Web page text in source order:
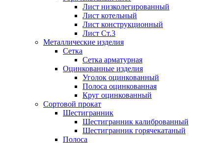
Лист низколегированный
Лист котельный
Лист конструкционный
Лист Ст.3
Металлические изделия
Сетка
Сетка арматурная
Оцинкованные изделия
Уголок оцинкованный
Полоса оцинкованная
Круг оцинкованный
Сортовой прокат
Шестигранник
Шестигранник калиброванный
Шестигранник горячекатаный
Полоса